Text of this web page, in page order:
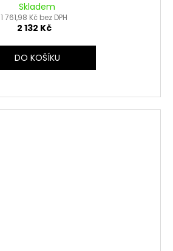
Skladem
1 761,98 Kč bez DPH
2 132 Kč
DO KOŠÍKU